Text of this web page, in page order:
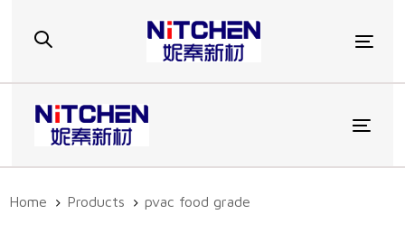
navigation
Home Products pvac food grade